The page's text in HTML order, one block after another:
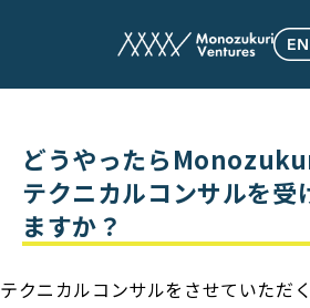
faq
どうやったら
テクニカルコンサルを受
ますか？
テクニカルコンサルをさせていただ